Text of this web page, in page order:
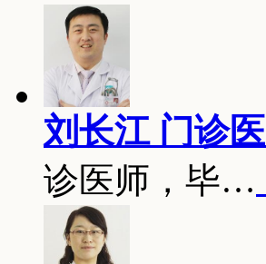
刘长江 门诊医
诊医师，毕…